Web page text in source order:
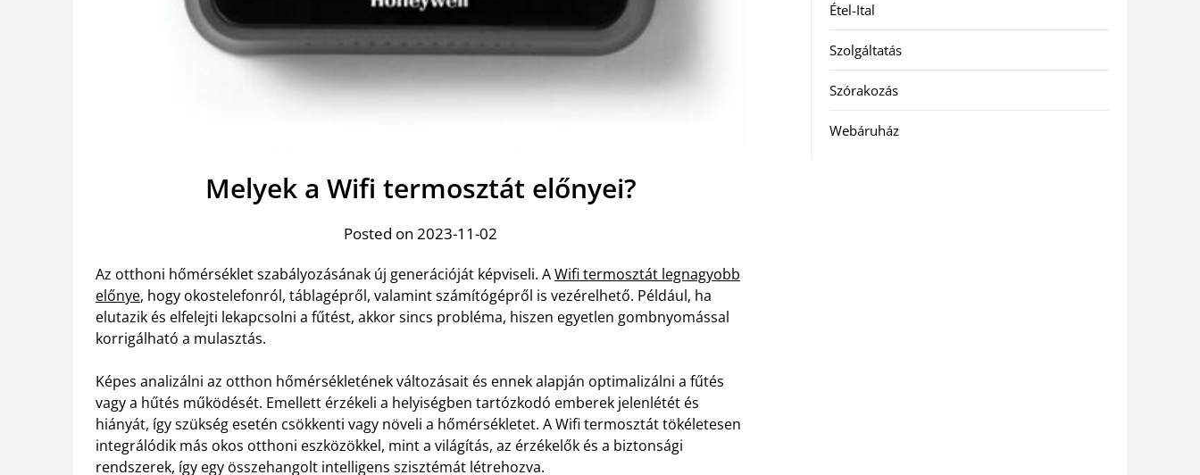
Melyek a Wifi termosztát előnyei?
Posted on 2023-11-02
Az otthoni hőmérséklet szabályozásának új generációját képviseli. AWifi termosztát legnagyobb
előnye, hogy okostelefonról, táblagépről, valamint számítógépről is vezérelhető. Például, ha
elutazik és elfelejti lekapcsolni a fűtést, akkor sincs probléma, hiszen egyetlen gombnyomással
korrigálható a mulasztás.
Képes analizálni az otthon hőmérsékletének változásait és ennek alapján optimalizálni a fűtés
vagy a hűtés működését. Emellett érzékeli a helyiségben tartózkodó emberek jelenlétét és
hiányát, így szükség esetén csökkenti vagy növeli a hőmérsékletet. A Wifi termosztát tökéletesen
integrálódik más okos otthoni eszközökkel, mint a világítás, az érzékelők és a biztonsági
rendszerek, így egy összehangolt intelligens szisztémát létrehozva.
Étel-Ital
Szolgáltatás
Szórakozás
Webáruház